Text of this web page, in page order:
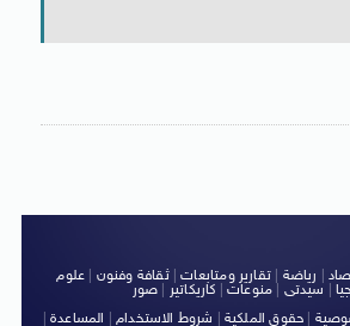
رياضة |تقارير ومتابعات|ثقافة وفنون
علوم
| سيدتى منوعات كاريكاتير صور
حقوق الملكية شروط الاستخدام| المساعدة|